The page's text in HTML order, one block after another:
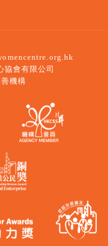
協會有限公司
機構